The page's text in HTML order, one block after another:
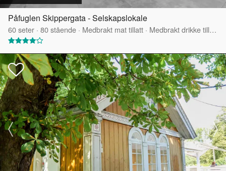
Påfuglen Skippergata - Selskapslokale
60seter · 80stående · Medbrakt mat tillatt · Medbrakt drikke tillatt